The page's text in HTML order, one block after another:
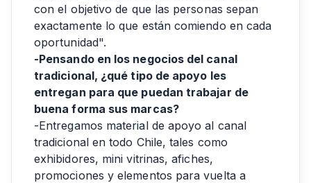
con el objetivo de que las personas sepan
exactamente lo que están comiendo en cada
oportunidad".
-Pensando en los negocios del canal
tradicional, ¿qué tipo de apoyo les
entregan para que puedan trabajar de
buena forma sus marcas?
-Entregamos material de apoyo al canal
tradicional en todo Chile, tales como
exhibidores, mini vitrinas, afiches,
promociones y elementos para vuelta a